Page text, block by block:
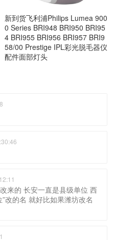
新到货飞利浦Philips Lumea 900
0 Series BRI948 BRI950 BRI95
4 BRI955 BRI956 BRI957 BRI9
58/00 Prestige IPL彩光脱毛器仪
配件面部灯头
来的 长安一直是县级单位 西
改的名 就好比如果潍坊改名